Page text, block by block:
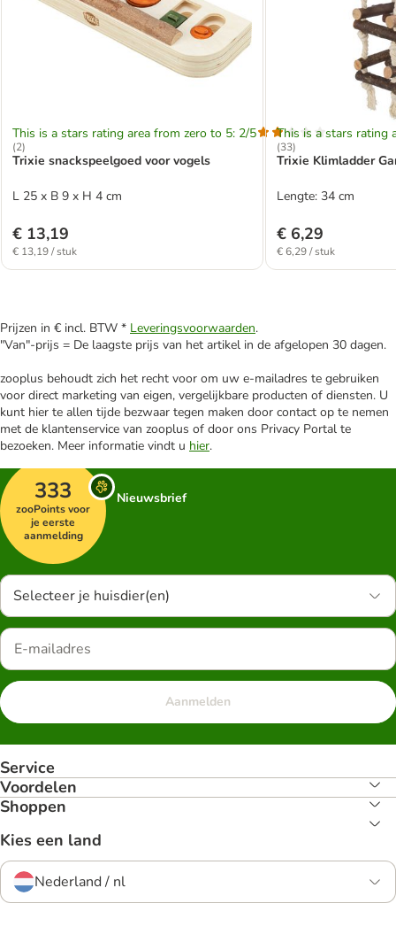
This is a stars rating area from zero to 5: 2/5
(2)
Trixie snackspeelgoed voor vogels
L 25 x B 9 x H 4 cm
€ 13,19
€ 13,19 / stuk
This is a stars rating
(33)
Trixie Klimladder
Lengte: 34 cm
€ 6,29
€ 6,29 / stuk
Prijzen in € incl. BTW * Leveringsvoorwaarden.
"Van"-prijs = De laagste prijs van het artikel in de afgelopen 30 dagen.
zooplus behoudt zich het recht voor om uw e-mailadres te gebruiken
voor direct marketing van eigen, vergelijkbare producten of diensten. U
kunt hier te allen tijde bezwaar tegen maken door contact op te nemen
met de klantenservice van zooplus of door ons Privacy Portal te
bezoeken. Meer informatie vindt u hier.
333
zooPoints voor
je eerste
aanmelding
Nieuwsbrief
Selecteer je huisdier(en)
Aanmelden
Service
Voordelen
Shoppen
Kies een land
Nederland / nl